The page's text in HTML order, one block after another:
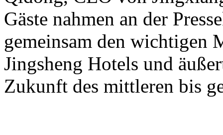
Gäste nahmen an der
gemeinsam den wichtigen
Jingsheng Hotels und
Zukunft des mittleren bis